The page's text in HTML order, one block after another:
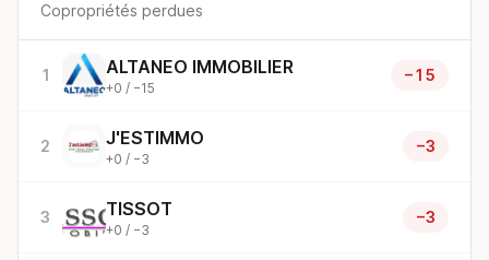
Copropriétés perdues
1 ALTANEO IMMOBILIER
+0 / −15
−15
2 J'ESTIMMO
+0 / −3
−3
3 TISSOT
+0 / −3
−3